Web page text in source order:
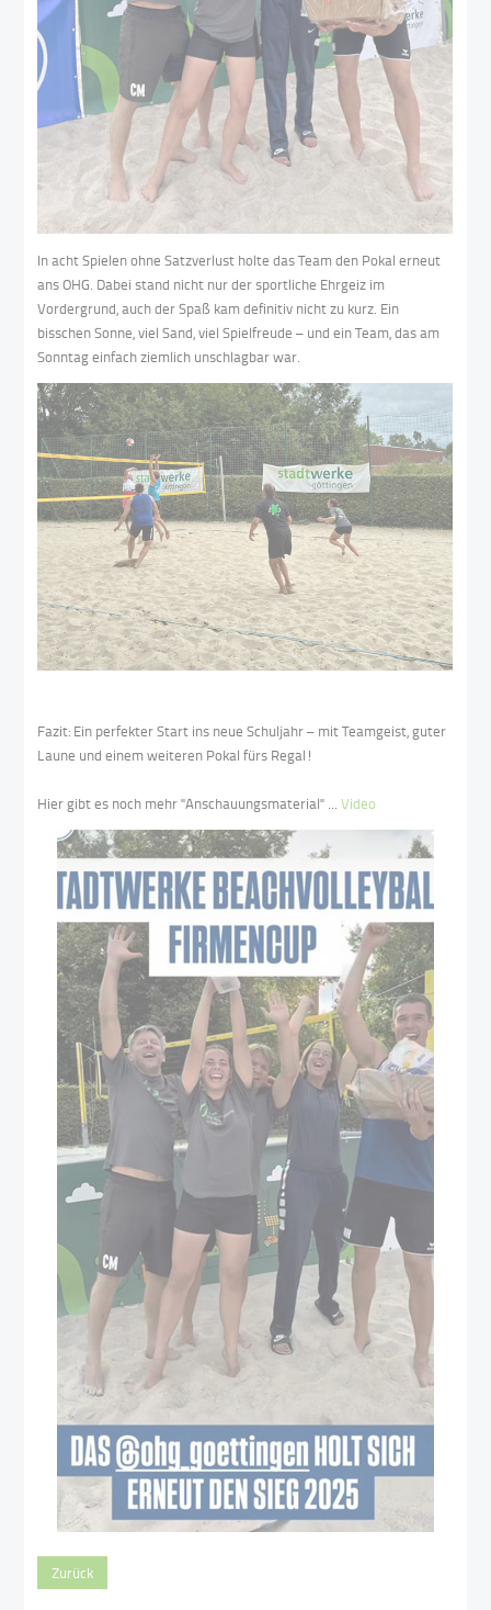
In acht Spielen ohne Satzverlust holte das Team den Pokal erneut
ans OHG. Dabei stand nicht nur der sportliche Ehrgeiz im
Vordergrund, auch der Spaß kam definitiv nicht zu kurz. Ein
bisschen Sonne, viel Sand, viel Spielfreude – und ein Team, das am
Sonntag einfach ziemlich unschlagbar war.
Fazit: Ein perfekter Start ins neue Schuljahr – mit Teamgeist, guter
Laune und einem weiteren Pokal fürs Regal!
Hier gibt es noch mehr "Anschauungsmaterial" ...Video
Zurück